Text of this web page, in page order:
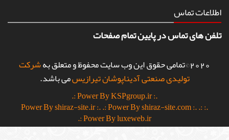
اطلاعات تماس
تلفن های تماس در پایین تمام صفحات
2020©تمامی حقوق این وب سایت محفوظ و متعلق به شرکت
تولیدی صنعتی آدیناپوشان تیرازیسمی باشد.
.: Power By KSPgroup.ir :.
.: Power By shiraz-site.ir :.
.: Power By shiraz-site.com :..:
Power By luxeweb.ir :.